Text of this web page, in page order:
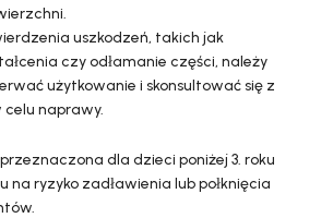
uszkodzeń, takich jak
czy odłamanie części, należy
użytkowanie i skonsultować się z
naprawy.
dla dzieci poniżej 3. roku
na ryzyko zadławienia lub połknięcia